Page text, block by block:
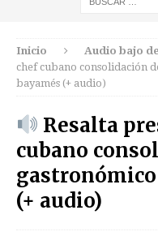
Inicio Audio bajo
chef cubano consolidación
bayamés (+ audio)
Resalta
cubano
(+ audio)